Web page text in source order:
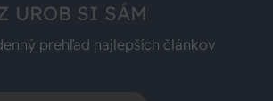
UROB SI SÁM
prehľad najlepších článkov